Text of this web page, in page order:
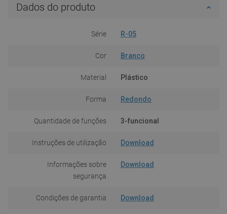
Dados do produto
Série R-05
Cor Branco
Material Plástico
Forma Redondo
Quantidade de funções 3-funcional
Instruções de utilização Download
Informações sobre
segurança
Download
Condições de garantia Download